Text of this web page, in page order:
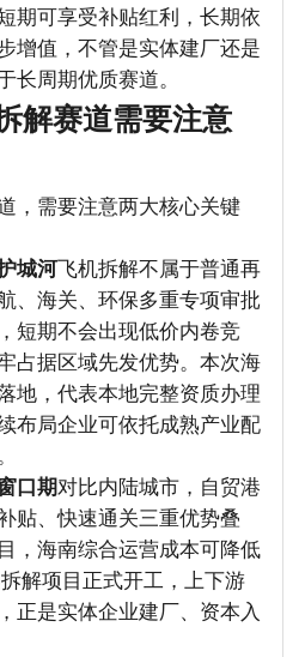
期可享受补贴红利，长期依
增值，不管是实体建厂还是
长周期优质赛道。
解赛道需要注意
，需要注意两大核心关键
城河飞机拆解不属于普通再
、海关、环保多重专项审批
短期不会出现低价内卷竞
占据区域先发优势。本次海
地，代表本地完整资质办理
布局企业可依托成熟产业配
口期对比内陆城市，自贸港
贴、快速通关三重优势叠
，海南综合运营成本可降低
解项目正式开工，上下游
正是实体企业建厂、资本入